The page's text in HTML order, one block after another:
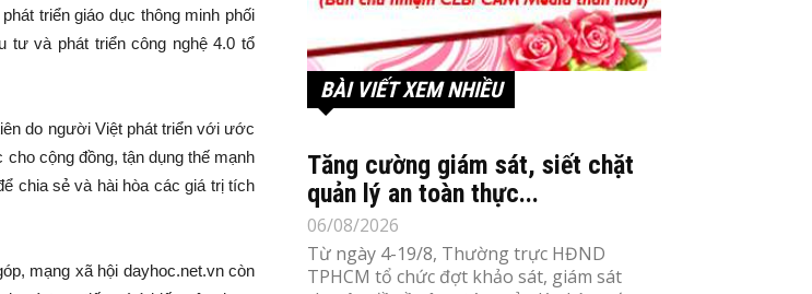
triển giáo dục thông minh phối
tư và phát triển công nghệ 4.0 tổ
do người Việt phát triển với ước
cộng đồng, tận dụng thế mạnh
chia sẻ và hài hòa các giá trị tích
mạng xã hội dayhoc.net.vn còn
BÀI VIẾT XEM NHIỀU
Tăng cường giám sát, siết chặt
quản lý an toàn thực...
06/08/2026
Từ ngày 4-19/8, Thường trực HĐND
TPHCM tổ chức đợt khảo sát, giám sát